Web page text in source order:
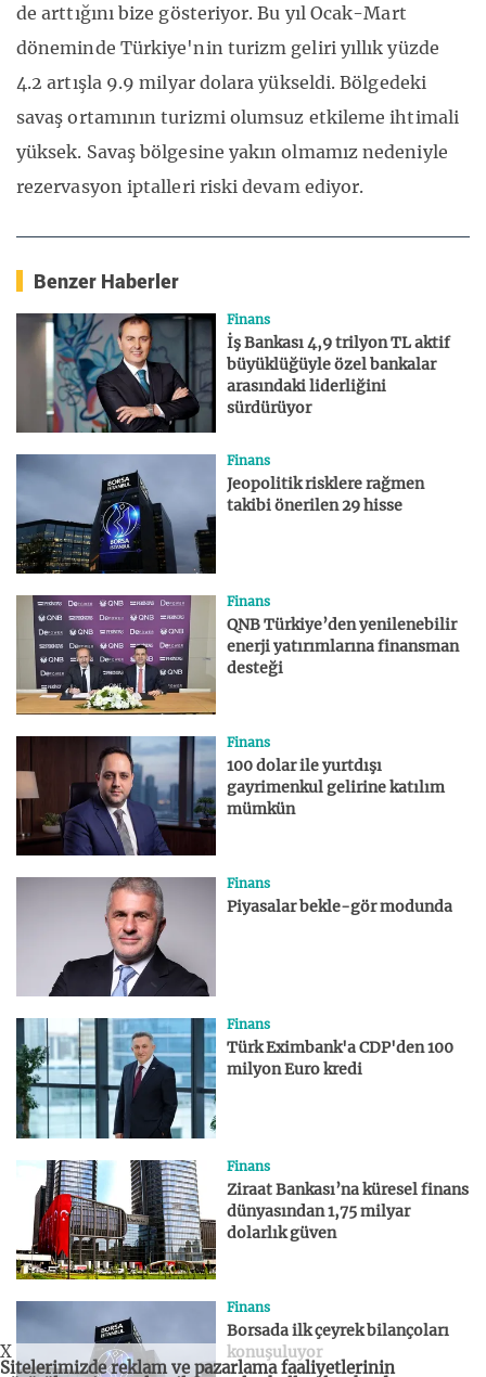
de arttığını bize gösteriyor. Bu yıl Ocak-Mart
döneminde Türkiye'nin turizm geliri yıllık yüzde
4.2 artışla 9.9 milyar dolara yükseldi. Bölgedeki
savaş ortamının turizmi olumsuz etkileme ihtimali
yüksek. Savaş bölgesine yakın olmamız nedeniyle
rezervasyon iptalleri riski devam ediyor.
Benzer Haberler
Finans
İş Bankası 4,9 trilyon TL aktif
büyüklüğüyle özel bankalar
arasındaki liderliğini
sürdürüyor
Finans
Jeopolitik risklere rağmen
takibi önerilen 29 hisse
Finans
QNB Türkiye’den yenilenebilir
enerji yatırımlarına finansman
desteği
Finans
100 dolar ile yurtdışı
gayrimenkul gelirine katılım
mümkün
Finans
Piyasalar bekle-gör modunda
Finans
Türk Eximbank'a CDP'den 100
milyon Euro kredi
Finans
Ziraat Bankası’na küresel finans
dünyasından 1,75 milyar
dolarlık güven
Finans
Borsada ilk çeyrek bilançoları
konuşuluyor
X
Sitelerimizde reklam ve pazarlama faaliyetlerinin